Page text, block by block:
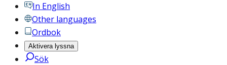
In English
Other languages
Ordbok
Aktivera lyssna
Sök